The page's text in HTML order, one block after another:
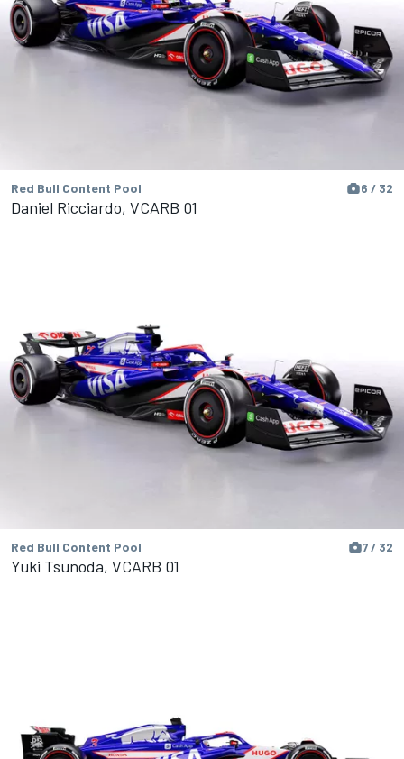
Red Bull Content Pool 6 / 32
Daniel Ricciardo, VCARB 01
Red Bull Content Pool 7 / 32
Yuki Tsunoda, VCARB 01